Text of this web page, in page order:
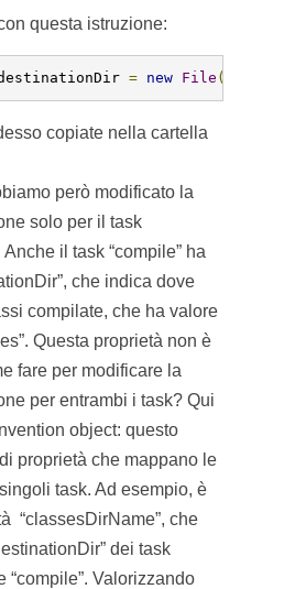
questa istruzione:
= new File (
copiate nella cartella
però modificato la
solo per il task
il task “compile” ha
che indica dove
compilate, che ha valore
Questa proprietà non è
fare per modificare la
per entrambi i task? Qui
object: questo
proprietà che mappano le
task. Ad esempio, è
“classesDirName”, che
dei task
“compile”. Valorizzando